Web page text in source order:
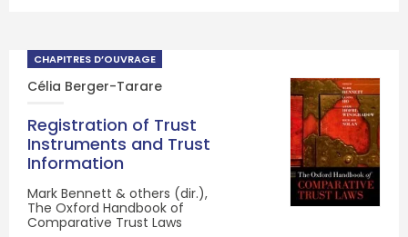
CHAPITRES D’OUVRAGE
Célia Berger-Tarare
Registration of Trust
Instruments and Trust
Information
Mark Bennett & others (dir.),
The Oxford Handbook of
Comparative Trust Laws